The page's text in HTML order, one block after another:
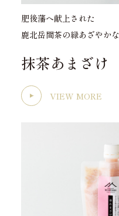
肥後藩へ献上された
鹿北岳間茶の緑あざやかな
抹茶あまざけ
VIEW MORE